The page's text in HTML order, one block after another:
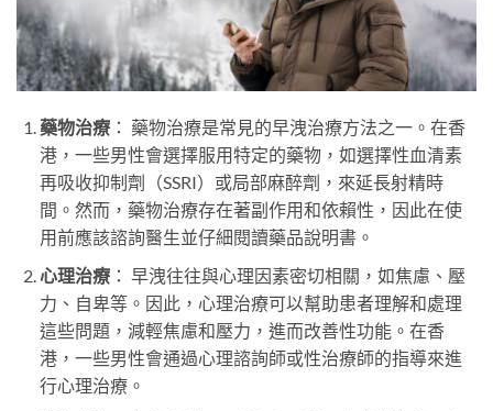
藥物治療： 藥物治療是常見的早洩治療方法之一。在香
港，一些男性會選擇服用特定的藥物，如選擇性血清素
再吸收抑制劑（SSRI）或局部麻醉劑，來延長射精時
間。然而，藥物治療存在著副作用和依賴性，因此在使
用前應該諮詢醫生並仔細閱讀藥品說明書。
心理治療： 早洩往往與心理因素密切相關，如焦慮、壓
力、自卑等。因此，心理治療可以幫助患者理解和處理
這些問題，減輕焦慮和壓力，進而改善性功能。在香
港，一些男性會通過心理諮詢師或性治療師的指導來進
行心理治療。